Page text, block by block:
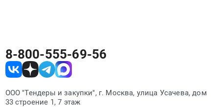
8-800-555-69-56
ООО "Тендеры и закупки", г. Москва, улица Усачева, дом
33 строение 1, 7 этаж